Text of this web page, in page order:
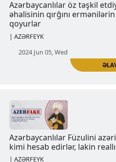
Azərbaycanlılar öz
əhalisinin qırğını
qoyurlar
| AZƏRFEYK
2024 Jun 05, Wed